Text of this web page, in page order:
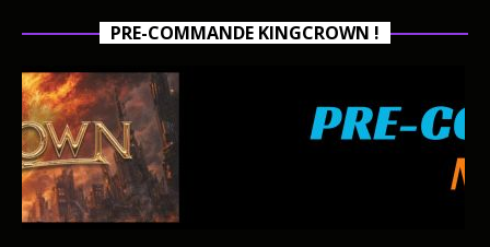
PRE-COMMANDE KINGCROWN !